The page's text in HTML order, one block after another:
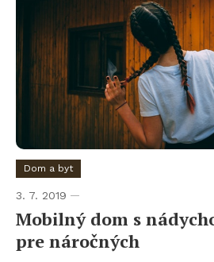
Dom a byt
3. 7. 2019
Mobilný dom s
pre náročných